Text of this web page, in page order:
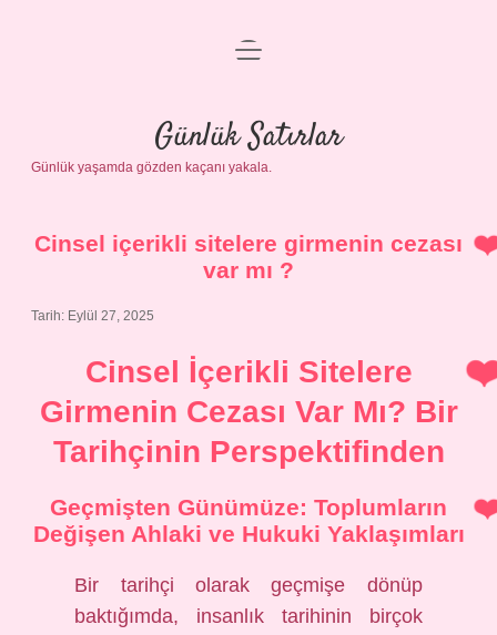
Anasayfa
Gizlilik Politikası
Yasal Uyarı
menüyü
Günlük Satırlar
Günlük yaşamda gözden kaçanı yakala.
Cinsel içerikli sitelere girmenin cezası
var mı ?
Tarih: Eylül 27, 2025
Cinsel İçerikli Sitelere
Girmenin Cezası Var Mı? Bir
Tarihçinin Perspektifinden
Geçmişten Günümüze: Toplumların
Değişen Ahlaki ve Hukuki Yaklaşımları
Bir tarihçi olarak geçmişe dönüp
baktığımda, insanlık tarihinin birçok